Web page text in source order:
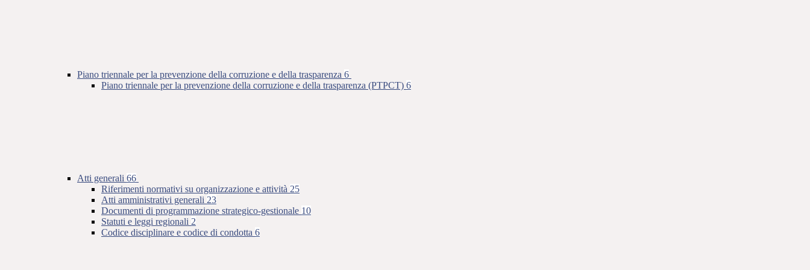
Piano triennale per la prevenzione della corruzione e della trasparenza 6
Piano triennale per la prevenzione della corruzione e della trasparenza (PTPCT) 6
Atti generali 66
Riferimenti normativi su organizzazione e attività 25
Atti amministrativi generali 23
Documenti di programmazione strategico-gestionale 10
Statuti e leggi regionali 2
Codice disciplinare e codice di condotta 6